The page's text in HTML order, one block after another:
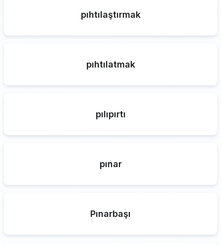
pıhtılaştırmak
pıhtılatmak
pılıpırtı
pınar
Pınarbaşı